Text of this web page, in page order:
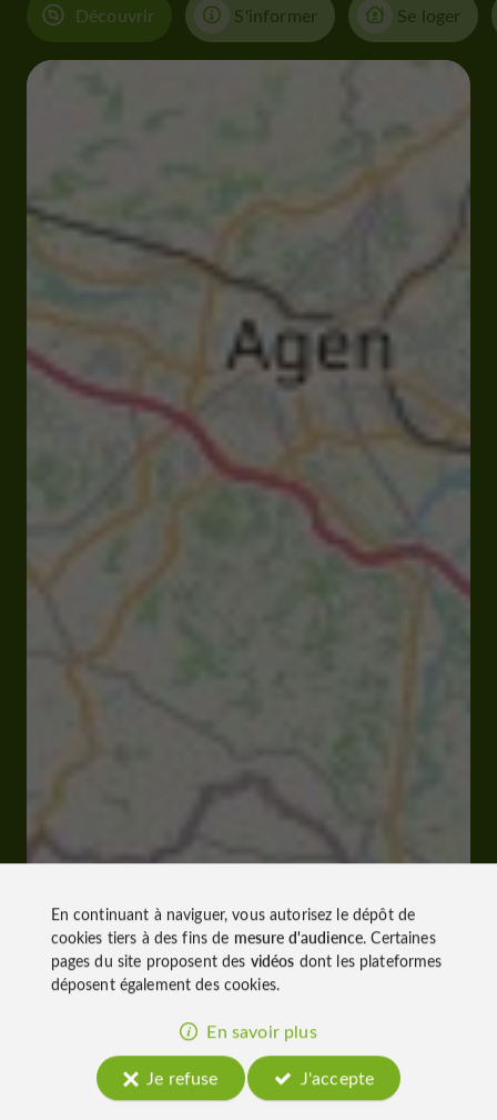
Découvrir S'informer Se loger
En continuant à naviguer, vous autorisez le dépôt de
cookies tiers à des fins de mesure d'audience. Certaines
pages du site proposent des vidéos dont les plateformes
déposent également des cookies.
En savoir plus
Je refuse
J'accepte